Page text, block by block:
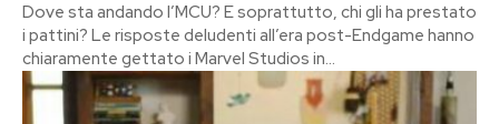
Dove sta andando l’MCU? E soprattutto, chi gli ha prestato
i pattini? Le risposte deludenti all’era post-Endgame hanno
chiaramente gettato i Marvel Studios in...